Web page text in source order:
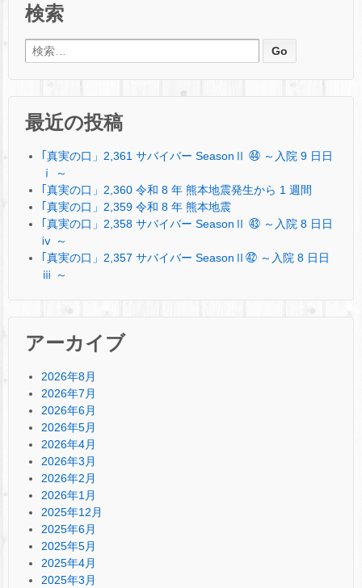
検索
検索:
最近の投稿
｢真実の口」2,361 サバイバー SeasonⅡ ㊹ ～入院 9 日日
ⅰ ～
｢真実の口」2,360 令和 8 年 熊本地震発生から 1 週間
｢真実の口」2,359 令和 8 年 熊本地震
｢真実の口」2,358 サバイバー SeasonⅡ ㊸ ～入院 8 日日
ⅳ ～
｢真実の口」2,357 サバイバー SeasonⅡ㊷ ～入院 8 日日
ⅲ ～
アーカイブ
2026年8月
2026年7月
2026年6月
2026年5月
2026年4月
2026年3月
2026年2月
2026年1月
2025年12月
2025年6月
2025年5月
2025年4月
2025年3月